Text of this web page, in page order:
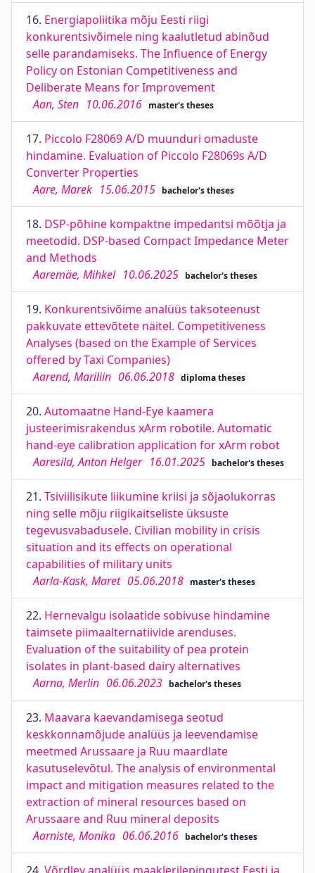
16. Energiapoliitika mõju Eesti riigi
konkurentsivõimele ning kaalutletud abinõud
selle parandamiseks. The Influence of Energy
Policy on Estonian Competitiveness and
Deliberate Means for Improvement
Aan, Sten 10.06.2016 master's theses
17. Piccolo F28069 A/D muunduri omaduste
hindamine. Evaluation of Piccolo F28069s A/D
Converter Properties
Aare, Marek 15.06.2015 bachelor's theses
18. DSP-põhine kompaktne impedantsi mõõtja ja
meetodid. DSP-based Compact Impedance Meter
and Methods
Aaremäe, Mihkel 10.06.2025 bachelor's theses
19. Konkurentsivõime analüüs taksoteenust
pakkuvate ettevõtete näitel. Competitiveness
Analyses (based on the Example of Services
offered by Taxi Companies)
Aarend, Mariliin 06.06.2018 diploma theses
20. Automaatne Hand-Eye kaamera
justeerimisrakendus xArm robotile. Automatic
hand-eye calibration application for xArm robot
Aaresild, Anton Helger 16.01.2025 bachelor's theses
21. Tsiviilisikute liikumine kriisi ja sõjaolukorras
ning selle mõju riigikaitseliste üksuste
tegevusvabadusele. Civilian mobility in crisis
situation and its effects on operational
capabilities of military units
Aarla-Kask, Maret 05.06.2018 master's theses
22. Hernevalgu isolaatide sobivuse hindamine
taimsete piimaalternatiivide arenduses.
Evaluation of the suitability of pea protein
isolates in plant-based dairy alternatives
Aarna, Merlin 06.06.2023 bachelor's theses
23. Maavara kaevandamisega seotud
keskkonnamõjude analüüs ja leevendamise
meetmed Arussaare ja Ruu maardlate
kasutuselevõtul. The analysis of environmental
impact and mitigation measures related to the
extraction of mineral resources based on
Arussaare and Ruu mineral deposits
Aarniste, Monika 06.06.2016 bachelor's theses